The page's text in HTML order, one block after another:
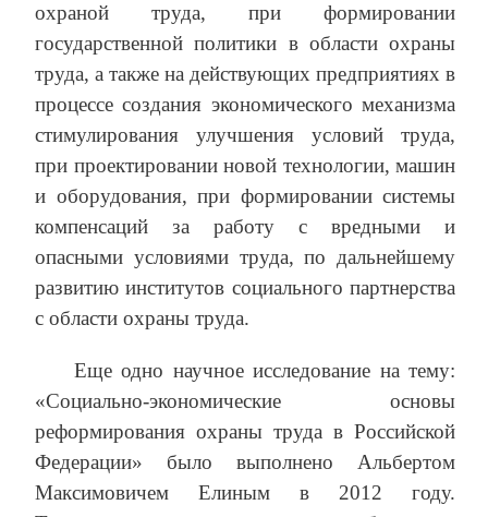
охраной труда, при формировании
государственной политики в области охраны
труда, а также на действующих предприятиях в
процессе создания экономического механизма
стимулирования улучшения условий труда,
при проектировании новой технологии, машин
и оборудования, при формировании системы
компенсаций за работу с вредными и
опасными условиями труда, по дальнейшему
развитию институтов социального партнерства
с области охраны труда.
Еще одно научное исследование на тему:
«Социально-экономические основы
реформирования охраны труда в Российской
Федерации» было выполнено Альбертом
Максимовичем Елиным в 2012 году.